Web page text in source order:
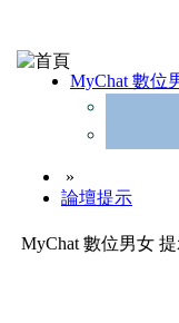
MyChat 數位
»
論壇提示
MyChat 數位男女